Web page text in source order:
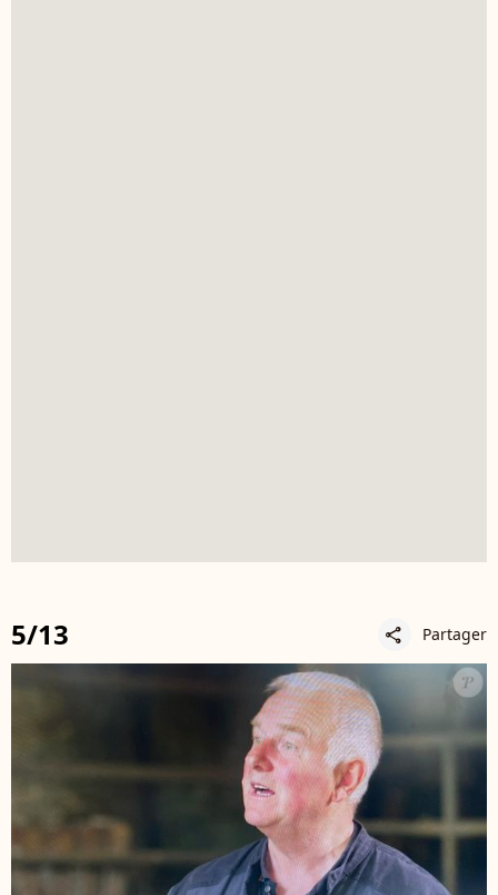
5/13 share Partager